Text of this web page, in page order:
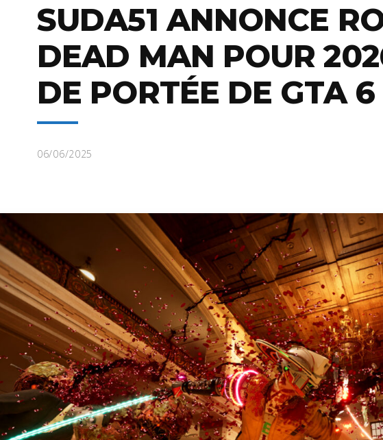
SUDA51 ANNONCE
DEAD MAN POUR
DE PORTÉE DE GTA 6
06/06/2025